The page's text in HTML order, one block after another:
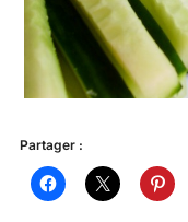
Partager :